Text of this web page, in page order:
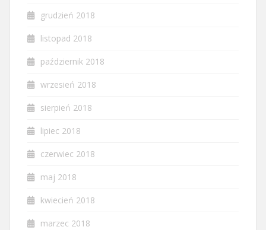
grudzień 2018
listopad 2018
październik 2018
wrzesień 2018
sierpień 2018
lipiec 2018
czerwiec 2018
maj 2018
kwiecień 2018
marzec 2018